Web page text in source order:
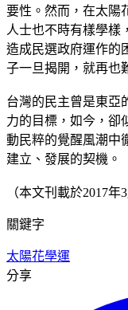
要性。然而，在太陽
人士也不時有樣學樣
造成民選政府運作的
子一旦揭開，就再也
台灣的民主曾是東亞
力的目標，如今，卻
動民粹的覺醒風潮中
建立、發展的契機。
（本文刊載於2017年
關鍵字
太陽花學運
分享